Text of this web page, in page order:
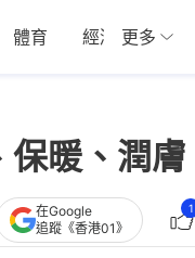
體育 經濟 01深圳
更多
保暖、潤膚
在Google
追蹤《香港01》
1